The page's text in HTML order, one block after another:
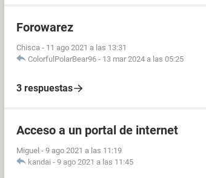
Forowarez
Chisca - 11 ago 2021 a las 13:31
ColorfulPolarBear96 - 13 mar 2024 a las 05:25
3 respuestas
Acceso a un portal de internet
Miguel - 9 ago 2021 a las 11:19
kandai - 9 ago 2021 a las 11:45